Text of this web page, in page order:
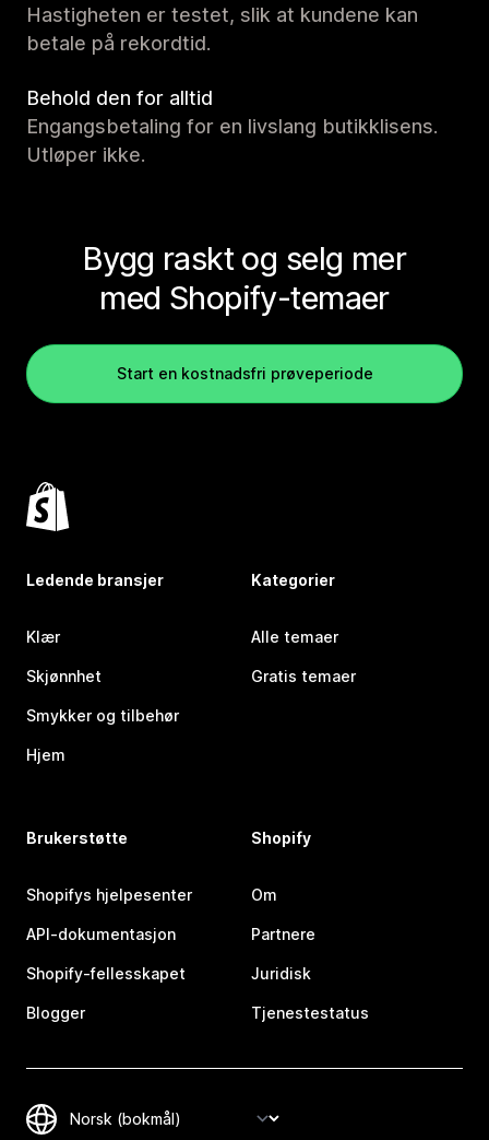
Hastigheten er testet, slik at kundene kan
betale på rekordtid.
Behold den for alltid
Engangsbetaling for en livslang butikklisens.
Utløper ikke.
Bygg raskt og selg mer
med Shopify-temaer
Start en kostnadsfri prøveperiode
Ledende bransjer
Klær
Skjønnhet
Smykker og tilbehør
Hjem
Kategorier
Alle temaer
Gratis temaer
Brukerstøtte
Shopifys hjelpesenter
API-dokumentasjon
Shopify-fellesskapet
Blogger
Shopify
Om
Partnere
Juridisk
Tjenestestatus